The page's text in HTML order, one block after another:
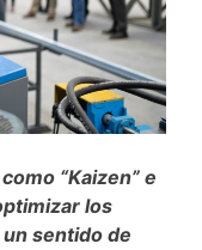
“Kaizen” e
los
sentido de